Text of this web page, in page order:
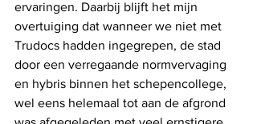
ervaringen. Daarbij blijft het mijn
overtuiging dat wanneer we niet met
Trudocs hadden ingegrepen, de stad
door een verregaande normvervaging
en hybris binnen het schepencollege,
wel eens helemaal tot aan de afgrond